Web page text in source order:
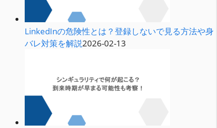
LinkedInの危険性とは？登録しないで見る方法や身
バレ対策を解説2026-02-13